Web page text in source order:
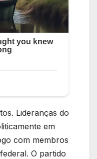
Lideranças do
em
com membros
O partido